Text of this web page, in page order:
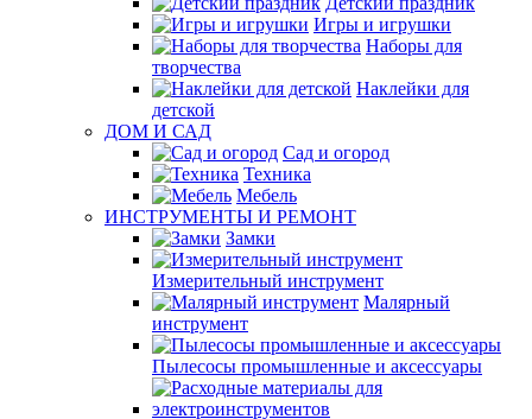
Игры и игрушки
Наборы для
творчества
Наклейки для
детской
ДОМ И САД
Сад и огород
Техника
Мебель
ИНСТРУМЕНТЫ И РЕМОНТ
Замки
Измерительный инструмент
Малярный
инструмент
Пылесосы промышленные и аксессуары